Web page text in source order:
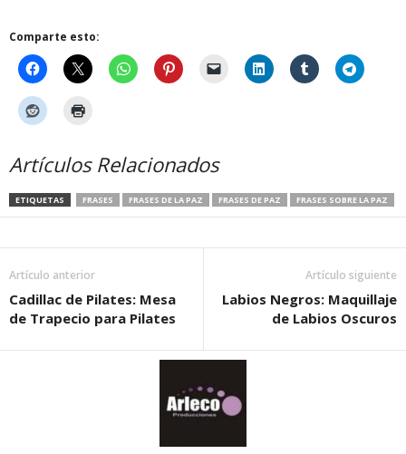
Comparte esto:
Artículos Relacionados
ETIQUETAS FRASES FRASES DE LA PAZ FRASES DE PAZ FRASES SOBRE LA PAZ
Artículo anterior
Cadillac de Pilates: Mesa
de Trapecio para Pilates
Artículo siguiente
Labios Negros: Maquillaje
de Labios Oscuros